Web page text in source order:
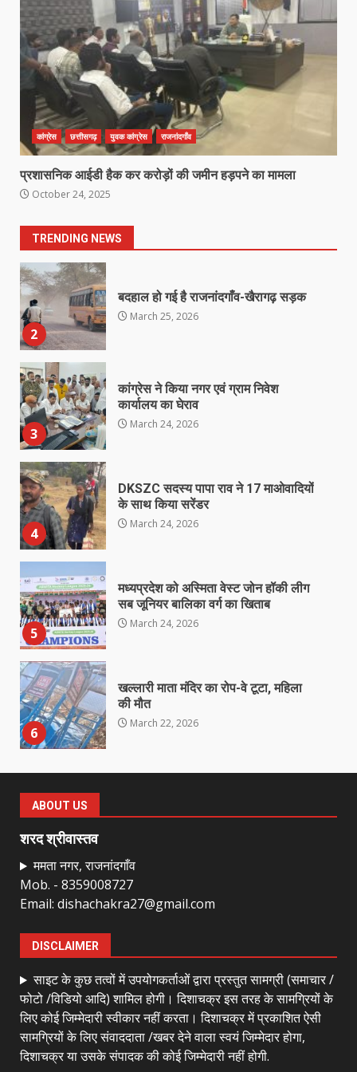
कांग्रेस छत्तीसगढ़ युवक कांग्रेस राजनांदगाँव
प्रशासनिक आईडी हैक कर करोड़ों की जमीन हड़पने का मामला
October 24, 2025
TRENDING NEWS
6
की मौत
March 22, 2026
7
राष्ट्रीय पवार क्षत्रिय महासभा भारत की
सामान्य सभा डोंगरगढ़ में कल
March 21, 2026
1
March 25, 2026
2
बदहाल हो गई है राजनांदगाँव-खैरागढ़ सड़क
March 25, 2026
3
कांग्रेस ने किया नगर एवं ग्राम निवेश
कार्यालय का घेराव
March 24, 2026
4
DKSZC सदस्य पापा राव ने 17 माओवादियों
के साथ किया सरेंडर
March 24, 2026
5
मध्यप्रदेश को अस्मिता वेस्ट जोन हॉकी लीग
सब जूनियर बालिका वर्ग का खिताब
March 24, 2026
6
खल्लारी माता मंदिर का रोप-वे टूटा, महिला
की मौत
March 22, 2026
7
1
नाबालिक के प्रसव मामले में फरार आरोपी के
संबंध में इनाम की उद्घोषना
2
बदहाल हो गई है राजनांदगाँव-खैरागढ़ सड़क
March 25, 2026
ABOUT US
शरद श्रीवास्तव
ममता नगर, राजनांदगाँव
Mob. - 8359008727
Email: dishachakra27@gmail.com
DISCLAIMER
साइट के कुछ तत्वों में उपयोगकर्ताओं द्वारा प्रस्तुत सामग्री (समाचार /
फोटो /विडियो आदि) शामिल होगी। दिशाचक्र इस तरह के सामग्रियों के
लिए कोई जिम्मेदारी स्वीकार नहीं करता। दिशाचक्र में प्रकाशित ऐसी
सामग्रियों के लिए संवाददाता /खबर देने वाला स्वयं जिम्मेदार होगा,
दिशाचक्र या उसके संपादक की कोई जिम्मेदारी नहीं होगी.